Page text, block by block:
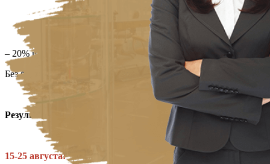
– 20% на уход GeneO
Без боли, без игл, без реабилитации.
Результат виден сразу
15-25 августа!